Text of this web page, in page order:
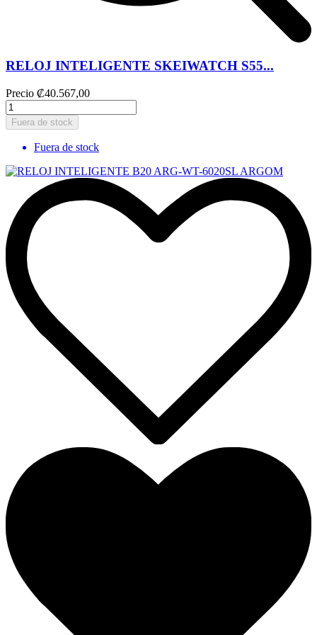
RELOJ INTELIGENTE SKEIWATCH S55...
Precio ₡40.567,00
Fuera de stock
Fuera de stock